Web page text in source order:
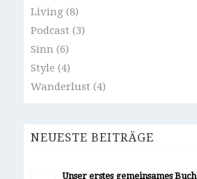
Living(8)
Podcast (3)
Sinn(6)
Style (4)
Wanderlust (4)
NEUESTE BEITRÄGE
Unser erstes gemeinsames Buch